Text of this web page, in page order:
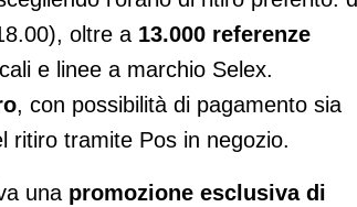
oltre a 13.000 referenze
e linee a marchio Selex.
, con possibilità di pagamento sia
ritiro tramite Pos in negozio.
una promozione esclusiva di